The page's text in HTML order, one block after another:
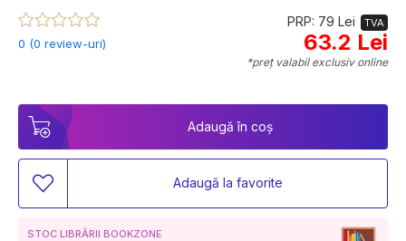
0 (0 review-uri)
PRP: 79 Lei TVA
63.2 Lei
*preț valabil exclusiv online
Adaugă în coș
Adaugă la favorite
STOC LIBRĂRII BOOKZONE